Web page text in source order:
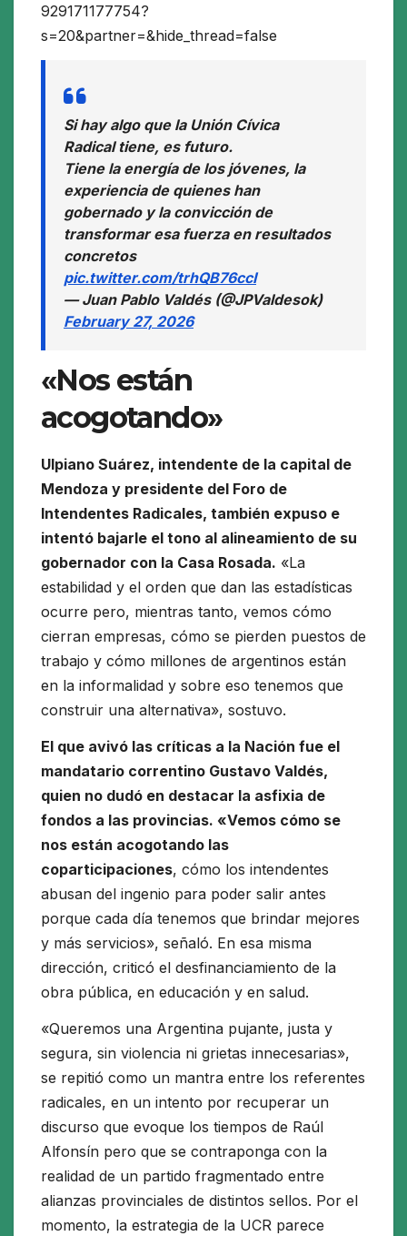
929171177754?
s=20&partner=&hide_thread=false
Si hay algo que la Unión Cívica
Radical tiene, es futuro.
Tiene la energía de los jóvenes, la
experiencia de quienes han
gobernado y la convicción de
transformar esa fuerza en resultados
concretos
pic.twitter.com/trhQB76ccI
— Juan Pablo Valdés (@JPValdesok)
February 27, 2026
«Nos están
acogotando»
Ulpiano Suárez, intendente de la capital de
Mendoza y presidente del Foro de
Intendentes Radicales, también expuso e
intentó bajarle el tono al alineamiento de su
gobernador con la Casa Rosada. «La
estabilidad y el orden que dan las estadísticas
ocurre pero, mientras tanto, vemos cómo
cierran empresas, cómo se pierden puestos de
trabajo y cómo millones de argentinos están
en la informalidad y sobre eso tenemos que
construir una alternativa», sostuvo.
El que avivó las críticas a la Nación fue el
mandatario correntino Gustavo Valdés,
quien no dudó en destacar la asfixia de
fondos a las provincias. «Vemos cómo se
nos están acogotando las
coparticipaciones, cómo los intendentes
abusan del ingenio para poder salir antes
porque cada día tenemos que brindar mejores
y más servicios», señaló. En esa misma
dirección, criticó el desfinanciamiento de la
obra pública, en educación y en salud.
«Queremos una Argentina pujante, justa y
segura, sin violencia ni grietas innecesarias»,
se repitió como un mantra entre los referentes
radicales, en un intento por recuperar un
discurso que evoque los tiempos de Raúl
Alfonsín pero que se contraponga con la
realidad de un partido fragmentado entre
alianzas provinciales de distintos sellos. Por el
momento, la estrategia de la UCR parece